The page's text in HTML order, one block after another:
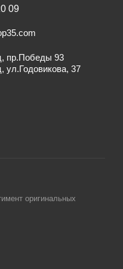
09
пр.Победы 93
ул.Годовикова, 37
оригинальных